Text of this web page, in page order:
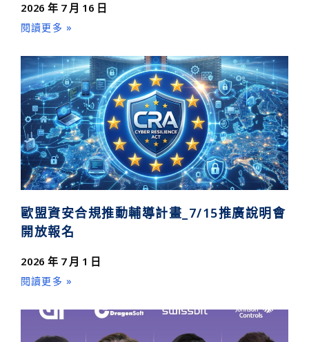
2026 年 7 月 16 日
閱讀更多 »
歐盟資安合規推動輔導計畫_7/15推廣說明會
開放報名
2026 年 7 月 1 日
閱讀更多 »